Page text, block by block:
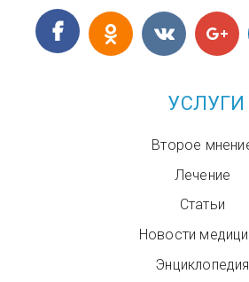
УСЛУГИ
Второе
Лечение
Статьи
Новости
Энциклопедия